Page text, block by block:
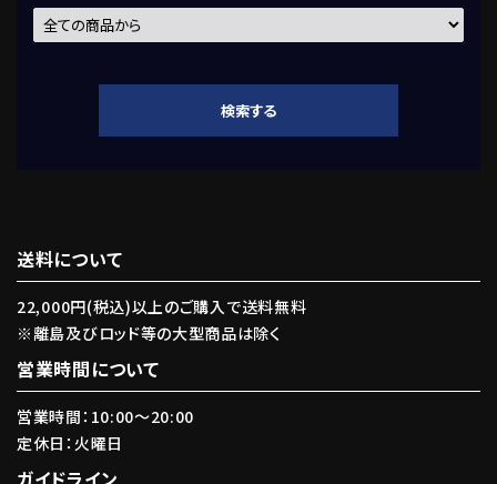
検索する
キーワード
カテゴリー
送料について
22,000円(税込)以上のご購入で送料無料
※離島及びロッド等の大型商品は除く
営業時間について
営業時間：10:00〜20:00
定休日：火曜日
ガイドライン